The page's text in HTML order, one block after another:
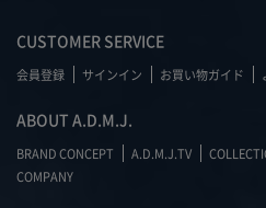
CUSTOMER SERVICE
会員登録 サインイン お買い物ガイド
ABOUT A.D.M.J.
BRAND CONCEPT A.D.M.J.TV
COMPANY